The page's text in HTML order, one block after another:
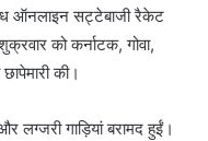
ऑनलाइन सट्टेबाजी रैकेट
को कर्नाटक, गोवा,
की।
लग्जरी गाड़ियां बरामद हुईं।